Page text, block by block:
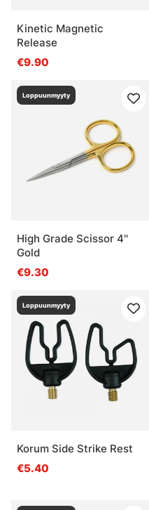
Kinetic Magnetic
Release
€9.90
Loppuunmyyty
High Grade Scissor 4''
Gold
€9.30
Loppuunmyyty
Korum Side Strike Rest
€5.40